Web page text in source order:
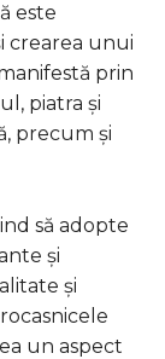
este
crearea unui
prin
piatra și
precum și
să adopte
și
și
un aspect